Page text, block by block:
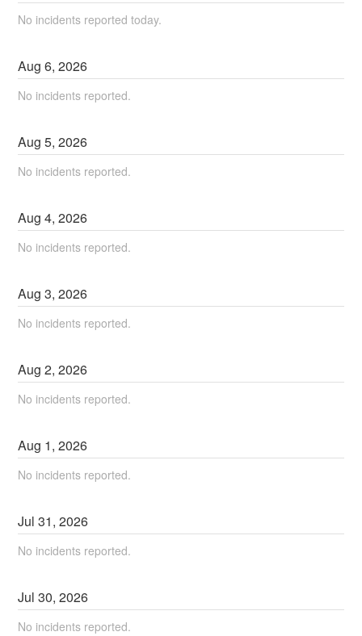
No incidents reported today.
Aug6,2026
No incidents reported.
Aug5,2026
No incidents reported.
Aug4,2026
No incidents reported.
Aug3,2026
No incidents reported.
Aug2,2026
No incidents reported.
Aug 1,2026
No incidents reported.
Jul31,2026
No incidents reported.
Jul30,2026
No incidents reported.